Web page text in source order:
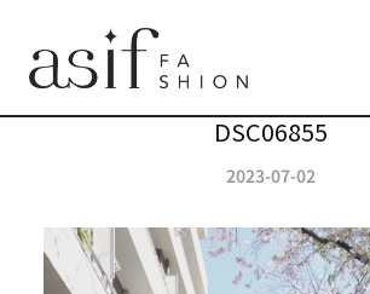
DSC06855
2023-07-02